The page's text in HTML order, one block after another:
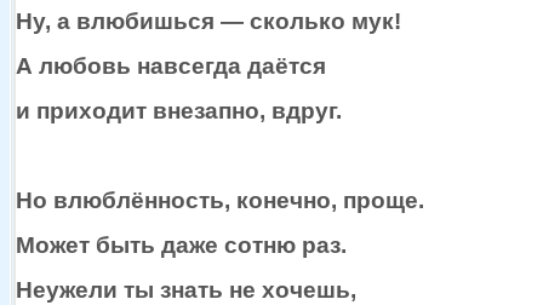
Ну, а влюбишься — сколько мук!
А любовь навсегда даётся
и приходит внезапно, вдруг.
Но влюблённость, конечно, проще.
Может быть даже сотню раз.
Неужели ты знать не хочешь,